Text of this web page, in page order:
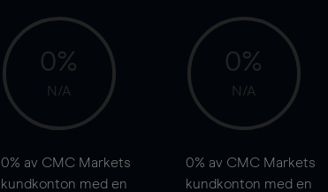
0%
N/A
0% av CMC Markets
kundkonton med en
0%
N/A
0% av CMC Markets
kundkonton med en